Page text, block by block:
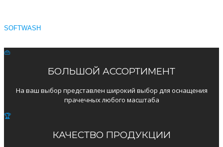
SOFTWASH
БОЛЬШОЙ АССОРТИМЕНТ
На ваш выбор представлен широкий выбор для оснащения
прачечных любого масштаба
КАЧЕСТВО ПРОДУКЦИИ